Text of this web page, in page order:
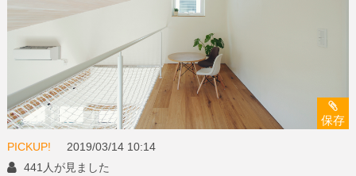
保存
PICKUP! 2019/03/14 10:14
441人が見ました